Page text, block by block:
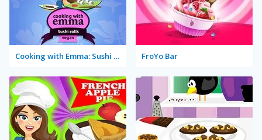
Cooking with Emma: Sushi Rolls Vegan FroYo Bar